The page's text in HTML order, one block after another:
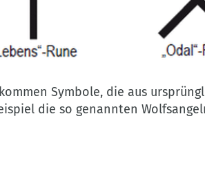
Symbole, die aus
die so genannten